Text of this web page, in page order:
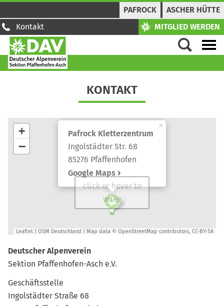
PAFROCK
ASCHER HÜTTE
Kontakt
MITGLIED WERDEN
KONTAKT
Pafrock Kletterzentrum
Ingolstädter Str. 68
85276 Pfaffenhofen
Google Maps
×
+
−
Leaflet OSM Deutschland | Map data © OpenStreetMap contributors, CC-BY-SA
click or hover to
wake
Deutscher Alpenverein
Sektion Pfaffenhofen-Asch e.V.
Geschäftsstelle
Ingolstädter Straße 68